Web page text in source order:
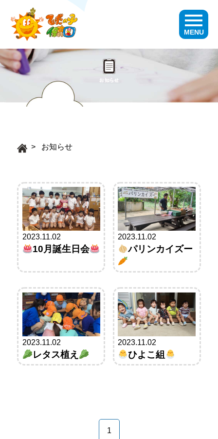
MENU
お知らせ
2023.11.02
10月誕生日会
2023.11.02
パリンカイズー
2023.11.02
レタス植え
2023.11.02
ひよこ組
1